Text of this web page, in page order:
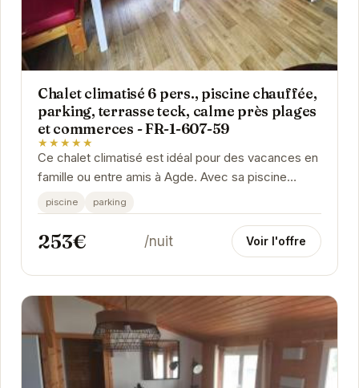
Chalet climatisé 6 pers., piscine chauffée,
parking, terrasse teck, calme près plages
et commerces - FR-1-607-59
★★★★★
Ce chalet climatisé est idéal pour des vacances en
famille ou entre amis à Agde. Avec sa piscine
chauffée, son parking privé et sa terrasse en...
piscine parking
253€ /nuit Voir l'offre